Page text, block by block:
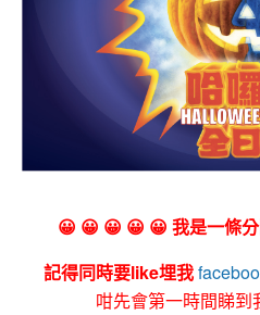
😀 😀 😀 😀 😀 我是一條
記得同時要like埋我
咁先會第一時間睇到